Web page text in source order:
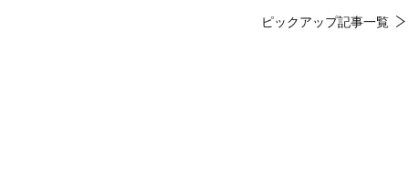
ピックアップ記事一覧